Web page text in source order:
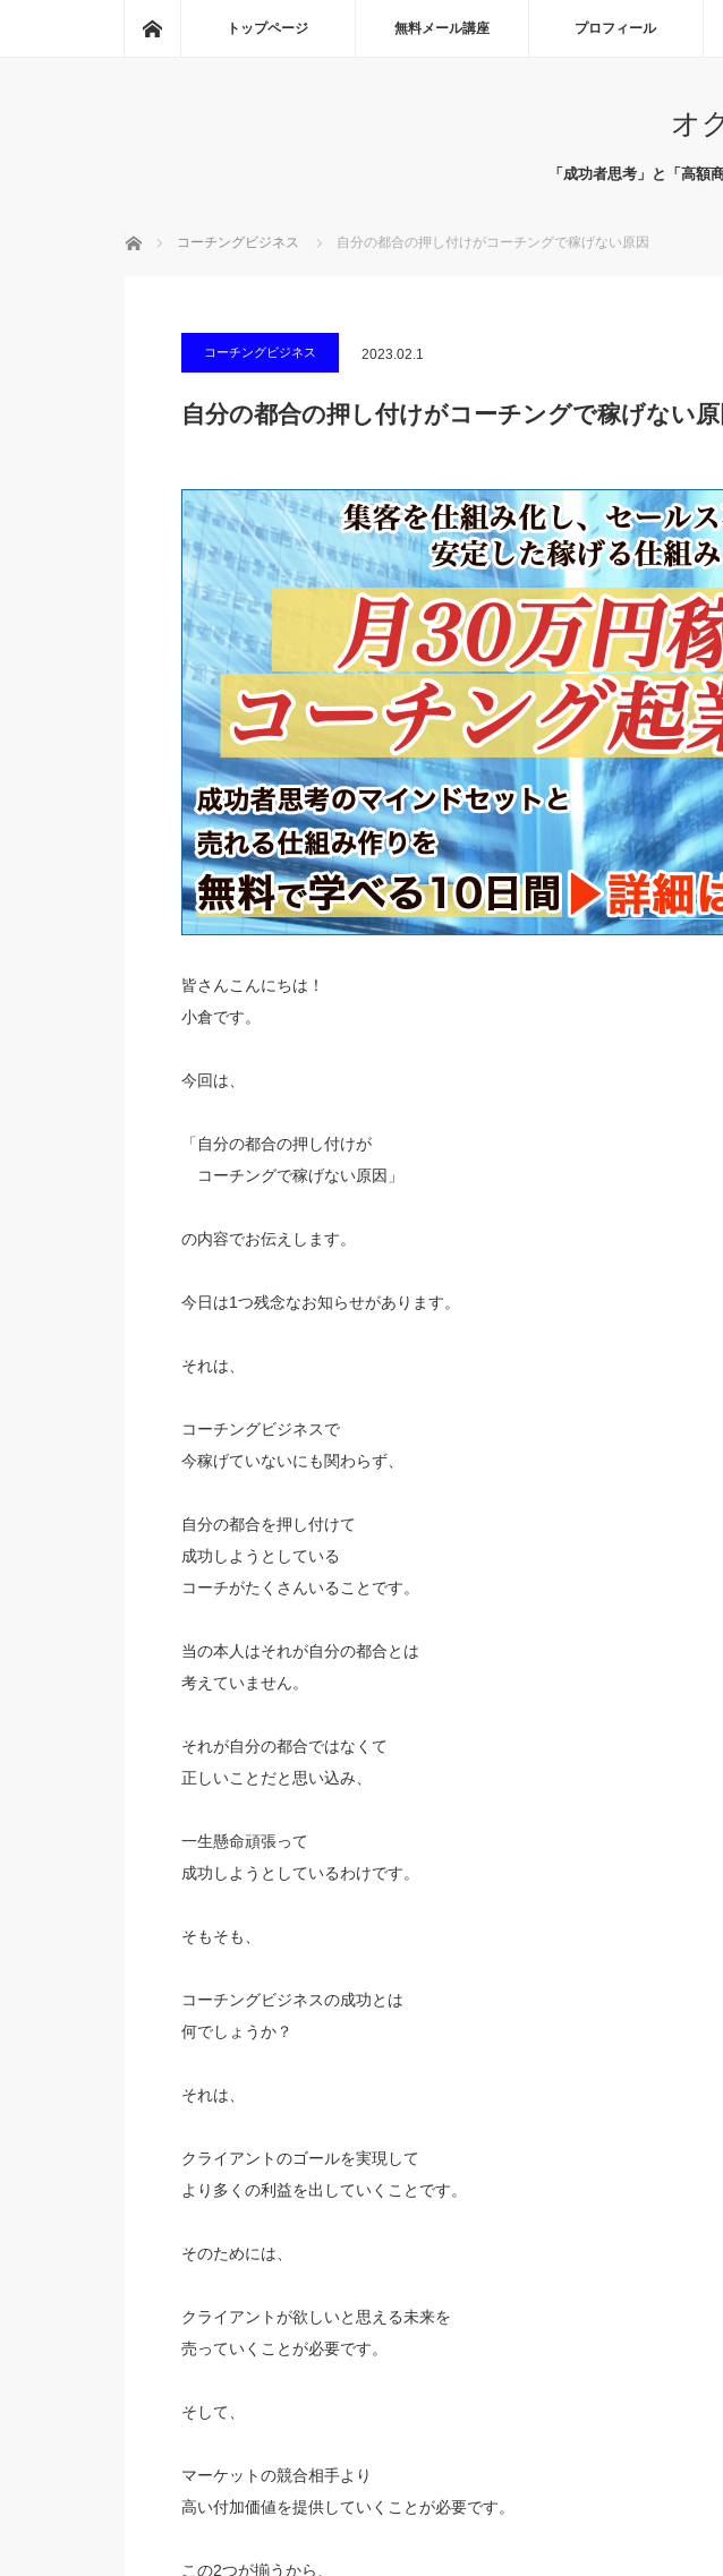
ホームトップページ 無料メール講座 プロフィール
オ
「成功者思考」と「高額
ホーム コーチングビジネス 自分の都合の押し付けがコーチングで稼げない原因
コーチングビジネス 2023.02.1
自分の都合の押し付けがコーチングで稼げない原
皆さんこんにちは！
小倉です。
今回は、
「自分の都合の押し付けが
コーチングで稼げない原因」
の内容でお伝えします。
今日は1つ残念なお知らせがあります。
それは、
コーチングビジネスで
今稼げていないにも関わらず、
自分の都合を押し付けて
成功しようとしている
コーチがたくさんいることです。
当の本人はそれが自分の都合とは
考えていません。
それが自分の都合ではなくて
正しいことだと思い込み、
一生懸命頑張って
成功しようとしているわけです。
そもそも、
コーチングビジネスの成功とは
何でしょうか？
それは、
クライアントのゴールを実現して
より多くの利益を出していくことです。
そのためには、
クライアントが欲しいと思える未来を
売っていくことが必要です。
そして、
マーケットの競合相手より
高い付加価値を提供していくことが必要です。
この2つが揃うから、